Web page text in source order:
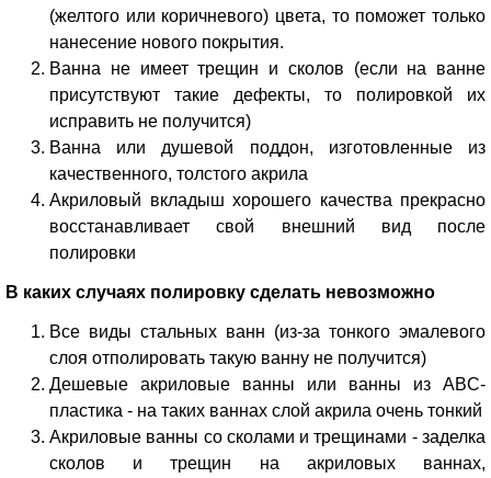
(желтого или коричневого) цвета, то поможет только
нанесение нового покрытия.
Ванна не имеет трещин и сколов (если на ванне
присутствуют такие дефекты, то полировкой их
исправить не получится)
Ванна или душевой поддон, изготовленные из
качественного, толстого акрила
Акриловый вкладыш хорошего качества прекрасно
восстанавливает свой внешний вид после
полировки
В каких случаях полировку сделать невозможно
Все виды стальных ванн (из-за тонкого эмалевого
слоя отполировать такую ванну не получится)
Дешевые акриловые ванны или ванны из ABC-
пластика - на таких ваннах слой акрила очень тонкий
Акриловые ванны со сколами и трещинами - заделка
сколов и трещин на акриловых ваннах,